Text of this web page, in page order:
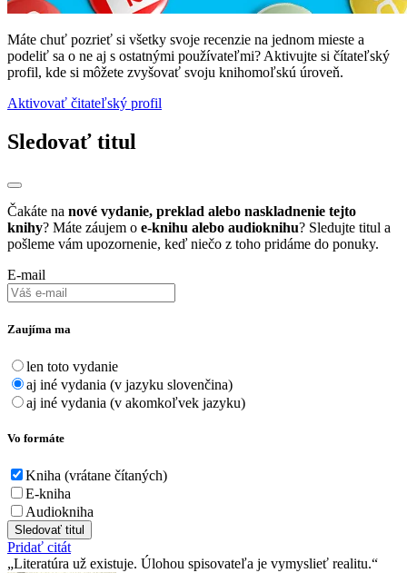
Máte chuť pozrieť si všetky svoje recenzie na jednom mieste a
podeliť sa o ne aj s ostatnými používateľmi? Aktivujte si čítateľský
profil, kde si môžete zvyšovať svoju knihomoľskú úroveň.
Aktivovať čitateľský profil
Sledovať titul
Čakáte na nové vydanie, preklad alebo naskladnenie tejto
knihy? Máte záujem o e-knihu alebo audioknihu? Sledujte titul a
pošleme vám upozornenie, keď niečo z toho pridáme do ponuky.
E-mail
Zaujíma ma
len toto vydanie
aj iné vydania (v jazyku slovenčina)
aj iné vydania (v akomkoľvek jazyku)
Vo formáte
Kniha (vrátane čítaných)
E-kniha
Audiokniha
Sledovať titul
Pridať citát
Literatúra už existuje. Úlohou spisovateľa je vymyslieť realitu.